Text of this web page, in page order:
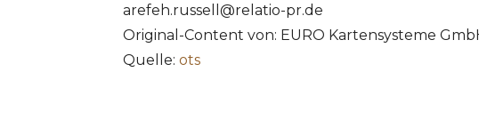
arefeh.russell@relatio-pr.de
Original-Content von: EURO Kartensysteme
Quelle: ots